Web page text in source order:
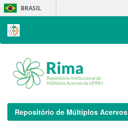
Skip
navigation
BRASIL
Repositório de Múltiplos Acervos